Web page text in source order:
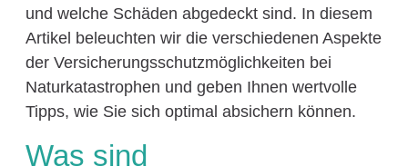
und welche Schäden abgedeckt sind. In diesem
Artikel beleuchten wir die verschiedenen Aspekte
der Versicherungsschutzmöglichkeiten bei
Naturkatastrophen und geben Ihnen wertvolle
Tipps, wie Sie sich optimal absichern können.
Was sind